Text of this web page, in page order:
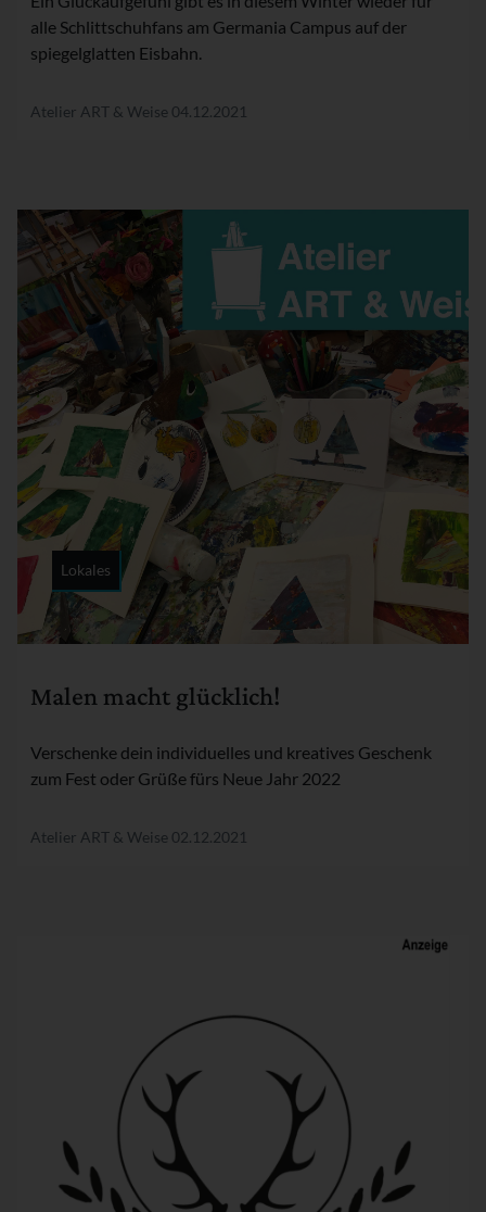
alle Schlittschuhfans am Germania Campus auf der
spiegelglatten Eisbahn.
Atelier ART & Weise 04.12.2021
Malen macht glücklich!
Verschenke dein individuelles und kreatives Geschenk
zum Fest oder Grüße fürs Neue Jahr 2022
Lokales
Atelier ART & Weise 02.12.2021